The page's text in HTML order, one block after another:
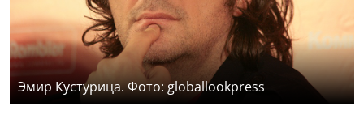
Эмир Кустурица. Фото: globallookpress